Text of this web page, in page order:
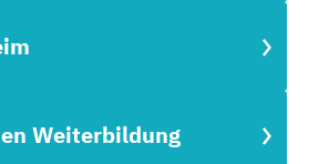
Weiterbildung